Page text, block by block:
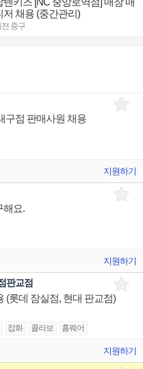
저 채용 (중간관리)
중구
구점 판매사원 채용
지원하기
해요.
지원하기
판교점
(롯데 잠실점, 현대 판교점)
잡화 콜라보 홈웨어
지원하기